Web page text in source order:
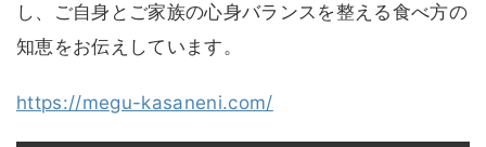
し、ご自身とご家族の心身バランスを整える食べ方の
知恵をお伝えしています。
https://megu-kasaneni.com/